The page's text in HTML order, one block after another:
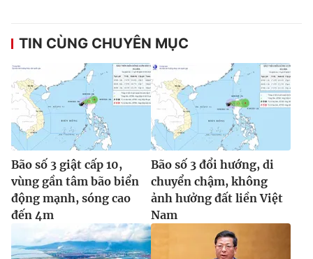
TIN CÙNG CHUYÊN MỤC
Bão số 3 giật cấp 10,
vùng gần tâm bão biển
động mạnh, sóng cao
đến 4m
Bão số 3 đổi hướng, di
chuyển chậm, không
ảnh hưởng đất liền Việt
Nam